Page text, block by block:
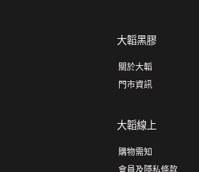
大韜黑膠
關於大韜
門市資訊
大韜線上
購物需知